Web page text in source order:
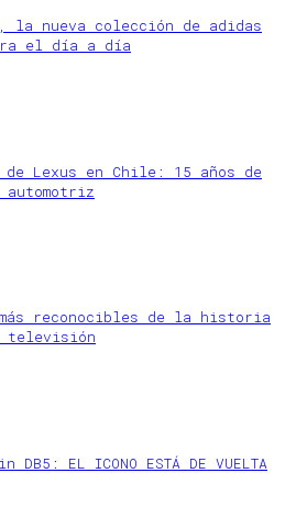
la nueva colección de adidas
el día a día
de Lexus en Chile: 15 años de
reconocibles de la historia
televisión
DB5: EL ICONO ESTÁ DE VUELTA